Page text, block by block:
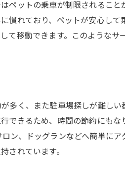
ペットの乗車が制限されること
慣れており、ペットが安心して
て移動できます。このようなサ
多く、また駐車場探しが難しい
できるため、時間の節約にもな
ン、ドッグランなどへ簡単にア
されています。